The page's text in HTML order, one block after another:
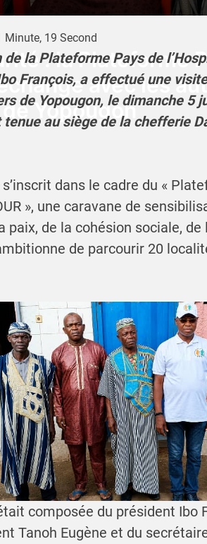
: la Plateforme
avec les
Yopougon
Minute, 19 Second
de la Plateforme Pays de
François, a effectué une
de Yopougon, le dimanche 5
tenue au siège de la chefferie
dans le cadre du «
», une caravane de
paix, de la cohésion sociale, de
de parcourir 20
composée du président Ibo
Tanoh Eugène et du